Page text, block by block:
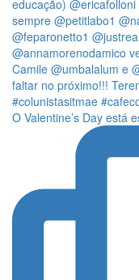
O Valentine’s Day está